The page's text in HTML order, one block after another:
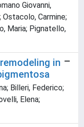
Giovanni,
Ostacolo, Carmine;
Maria; Pignatello,
in
Billeri, Federico;
Elena;